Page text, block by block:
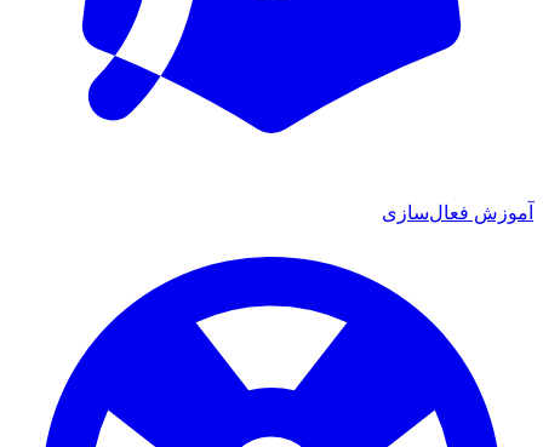
فعال‌سازی